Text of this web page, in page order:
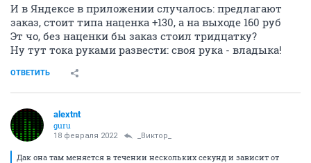
И в Яндексе в приложении случалось: предлагают
заказ, стоит типа наценка +130, а на выходе 160 руб
Эт чо, без наценки бы заказ стоил тридцатку?
Ну тут тока руками развести: своя рука - владыка!
ОТВЕТИТЬ
alextnt
guru
18 февраля 2022 _Виктор_
Дак она там меняется в течении нескольких секунд и зависит от